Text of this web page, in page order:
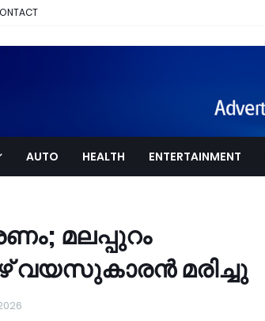
AUTO HEALTH ENTERTAINMENT
മലപ്പുറം
വയസുകാരൻ മരിച്ചു